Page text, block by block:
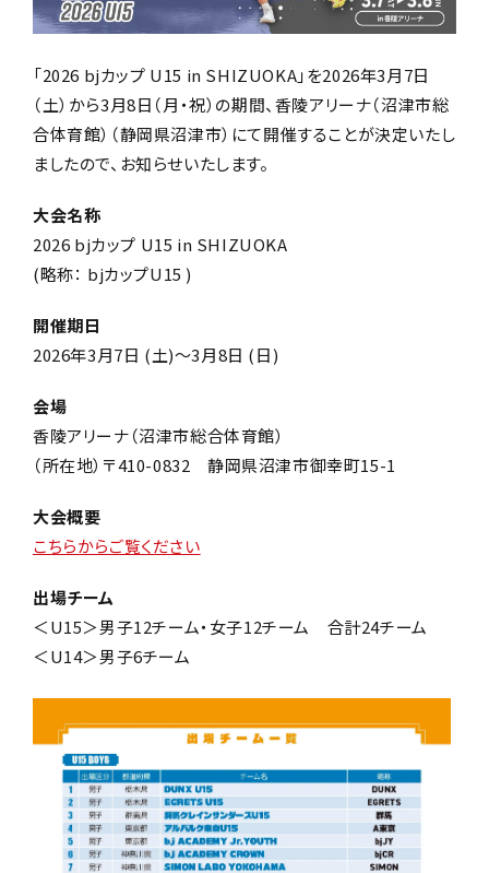
「2026 bjカップ U15 in SHIZUOKA」を2026年3月7日
（土）から3月8日（月・祝）の期間、香陵アリーナ（沼津市総
合体育館） （静岡県沼津市） にて開催することが決定いたし
ましたので、お知らせいたします。
大会名称
2026 bjカップ U15 in SHIZUOKA
(略称： bjカップU15 )
開催期日
2026年3月7日 (土)～3月8日 (日)
会場
香陵アリーナ（沼津市総合体育館）
（所在地）〒410-0832 静岡県沼津市御幸町15-1
大会概要
こちらからご覧ください
出場チーム
＜U15＞男子12チーム・女子12チーム 合計24チーム
＜U14＞男子6チーム